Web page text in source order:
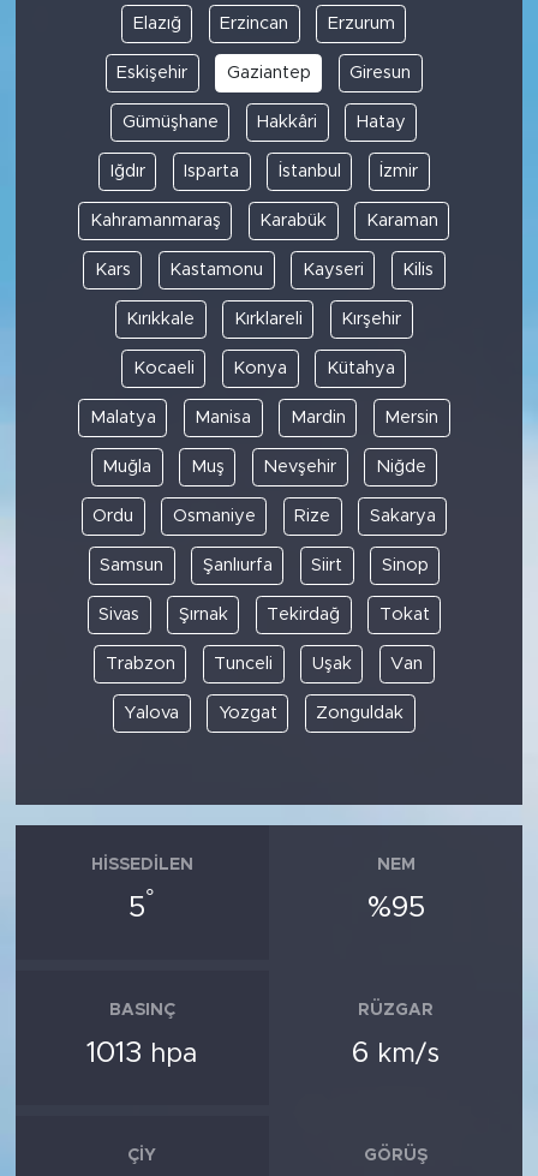
Elazığ Erzincan Erzurum
Eskişehir Gaziantep Giresun
Gümüşhane Hakkâri Hatay
Iğdır Isparta İstanbul İzmir
Kahramanmaraş Karabük Karaman
Kars Kastamonu Kayseri Kilis
Kırıkkale Kırklareli Kırşehir
Kocaeli Konya Kütahya
Malatya Manisa Mardin Mersin
Muğla Muş Nevşehir Niğde
Ordu Osmaniye Rize Sakarya
Samsun Şanlıurfa Siirt Sinop
Sivas Şırnak Tekirdağ Tokat
Trabzon Tunceli Uşak Van
Yalova Yozgat Zonguldak
HISSEDILEN
5°
NEM
%95
BASINÇ
1013 hpa
RÜZGAR
6 km/s
ÇIY GÖRÜŞ